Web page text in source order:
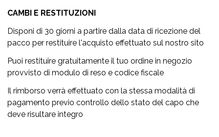
CAMBI E RESTITUZIONI
Disponi di 30 giorni a partire dalla data di ricezione del
pacco per restituire l'acquisto effettuato sul nostro sito
Puoi restituire gratuitamente il tuo ordine in negozio
provvisto di modulo di reso e codice fiscale
Il rimborso verrà effettuato con la stessa modalità di
pagamento previo controllo dello stato del capo che
deve risultare integro